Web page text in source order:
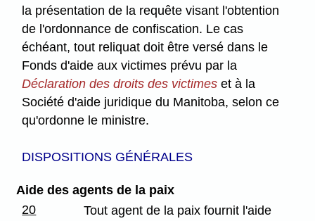
la présentation de la requête visant l'obtention
de l'ordonnance de confiscation. Le cas
échéant, tout reliquat doit être versé dans le
Fonds d'aide aux victimes prévu par la
Déclaration des droits des victimes et à la
Société d'aide juridique du Manitoba, selon ce
qu'ordonne le ministre.
DISPOSITIONS GÉNÉRALES
Aide des agents de la paix
20
Tout agent de la paix fournit l'aide